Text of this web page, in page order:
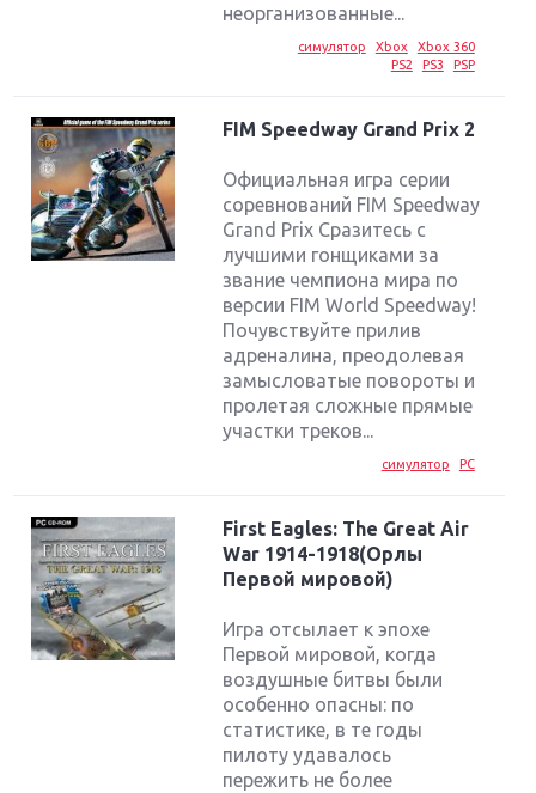
неорганизованные...
симулятор Xbox
Xbox 360
PS2
PS3 PSP
FIM Speedway Grand Prix 2
Официальная игра серии
соревнований FIM Speedway
Grand Prix Сразитесь с
лучшими гонщиками за
звание чемпиона мира по
версии FIM World Speedway!
Почувствуйте прилив
адреналина, преодолевая
замысловатые повороты и
пролетая сложные прямые
участки треков...
симулятор PC
First Eagles: The Great Air
War 1914-1918(Орлы
Первой мировой)
Игра отсылает к эпохе
Первой мировой, когда
воздушные битвы были
особенно опасны: по
статистике, в те годы
пилоту удавалось
пережить не более